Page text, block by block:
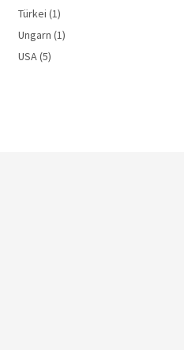
Türkei (1)
Ungarn (1)
USA(5)